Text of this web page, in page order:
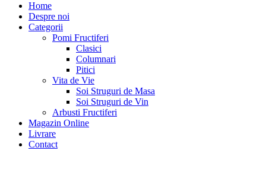
Home
Despre noi
Categorii
Pomi Fructiferi
Clasici
Columnari
Pitici
Vita de Vie
Soi Struguri de Masa
Soi Struguri de Vin
Arbusti Fructiferi
Magazin Online
Livrare
Contact